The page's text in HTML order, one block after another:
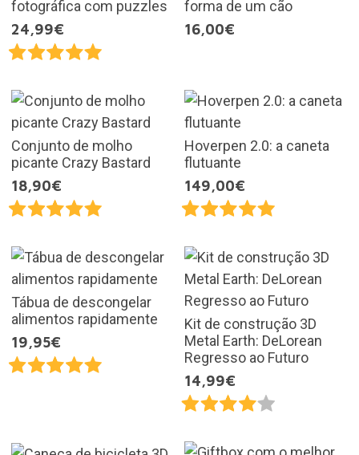
fotográfica com puzzles
24,99€
forma de um cão
16,00€
Conjunto de molho
picante Crazy Bastard
18,90€
Hoverpen 2.0: a caneta
flutuante
149,00€
Tábua de descongelar
alimentos rapidamente
19,95€
Kit de construção 3D
Metal Earth: DeLorean
Regresso ao Futuro
14,99€